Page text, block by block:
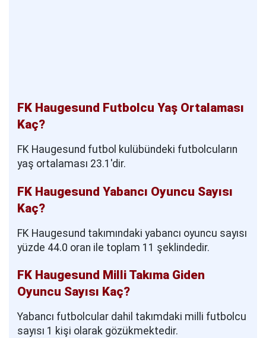
FK Haugesund Futbolcu Yaş Ortalaması
Kaç?
FK Haugesund futbol kulübündeki futbolcuların
yaş ortalaması 23.1'dir.
FK Haugesund Yabancı Oyuncu Sayısı
Kaç?
FK Haugesund takımındaki yabancı oyuncu sayısı
yüzde 44.0 oran ile toplam 11 şeklindedir.
FK Haugesund Milli Takıma Giden
Oyuncu Sayısı Kaç?
Yabancı futbolcular dahil takımdaki milli futbolcu
sayısı 1 kişi olarak gözükmektedir.